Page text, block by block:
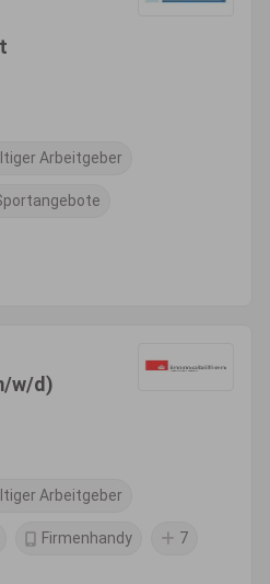
Arbeitgeber
w/d)
Arbeitgeber
Firmenhandy 7